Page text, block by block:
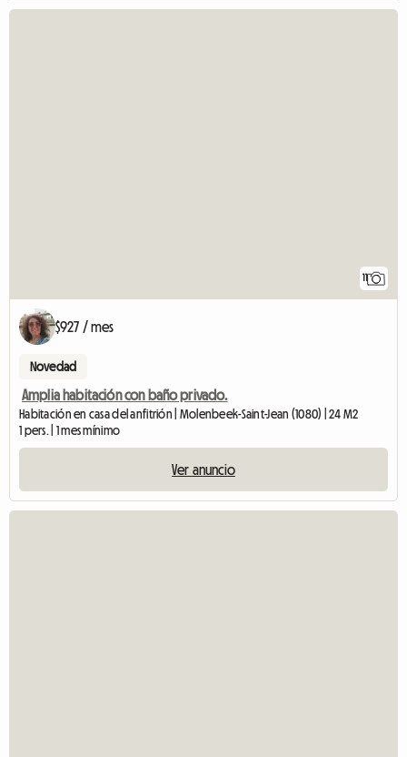
11
$927 / mes
Novedad
Amplia habitación con baño privado.
Habitación en casa del anfitrión | Molenbeek-Saint-Jean (1080) | 24 M2
1 pers. | 1 mes mínimo
Ver anuncio